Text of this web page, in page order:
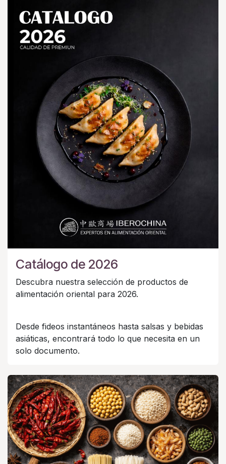
Catálogo de 2026
Descubra nuestra selección de productos de
alimentación oriental para 2026.
Desde fideos instantáneos hasta salsas y bebidas
asiáticas, encontrará todo lo que necesita en un
solo documento.